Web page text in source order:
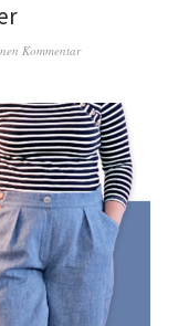
Kommentar